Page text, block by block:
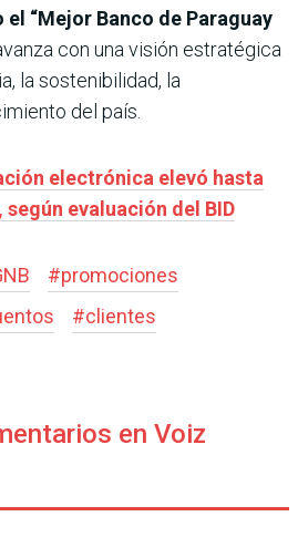
“Mejor Banco de Paraguay
con una visión estratégica
la sostenibilidad, la
del país.
electrónica elevó hasta
según evaluación del BID
#promociones
#clientes
en Voiz